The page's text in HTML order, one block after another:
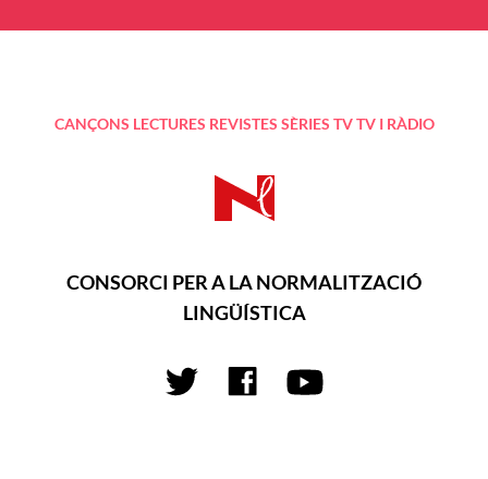
CANÇONS LECTURES REVISTES SÈRIES TV TV I RÀDIO
CONSORCI PER A LA NORMALITZACIÓ
LINGÜÍSTICA